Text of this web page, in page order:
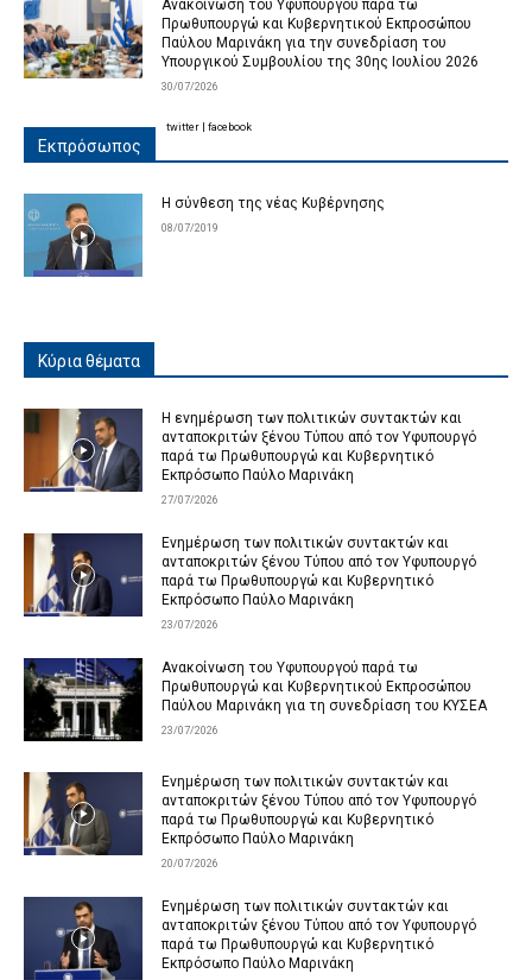
Ανακοίνωση του Υφυπουργού παρά τω
Πρωθυπουργώ και Κυβερνητικού Εκπροσώπου
Παύλου Μαρινάκη για την συνεδρίαση του
Υπουργικού Συμβουλίου της 30ης Ιουλίου 2026
30/07/2026
Εκπρόσωπος
Η σύνθεση της νέας Κυβέρνησης
08/07/2019
twitter facebook
Κύρια θέματα
Η ενημέρωση των πολιτικών συντακτών και
ανταποκριτών ξένου Τύπου από τον Υφυπουργό
παρά τω Πρωθυπουργώ και Κυβερνητικό
Εκπρόσωπο Παύλο Μαρινάκη
27/07/2026
Ενημέρωση των πολιτικών συντακτών και
ανταποκριτών ξένου Τύπου από τον Υφυπουργό
παρά τω Πρωθυπουργώ και Κυβερνητικό
Εκπρόσωπο Παύλο Μαρινάκη
23/07/2026
Ανακοίνωση του Υφυπουργού παρά τω
Πρωθυπουργώ και Κυβερνητικού Εκπροσώπου
Παύλου Μαρινάκη για τη συνεδρίαση του ΚΥΣΕΑ
23/07/2026
Ενημέρωση των πολιτικών συντακτών και
ανταποκριτών ξένου Τύπου από τον Υφυπουργό
παρά τω Πρωθυπουργώ και Κυβερνητικό
Εκπρόσωπο Παύλο Μαρινάκη
20/07/2026
Ενημέρωση των πολιτικών συντακτών και
ανταποκριτών ξένου Τύπου από τον Υφυπουργό
παρά τω Πρωθυπουργώ και Κυβερνητικό
Εκπρόσωπο Παύλο Μαρινάκη